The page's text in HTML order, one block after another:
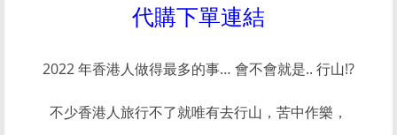
代購下單連結
2022 年香港人做得最多的事… 會不會就是.. 行山!?
不少香港人旅行不了就唯有去行山，苦中作樂，